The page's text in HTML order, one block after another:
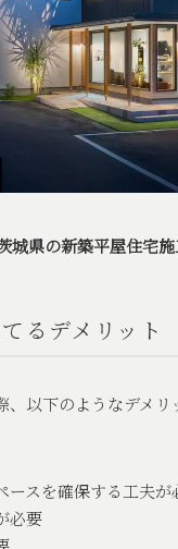
城県の新築平屋住宅
るデメリット
、以下のようなデメリ
ースを確保する工夫が
必要